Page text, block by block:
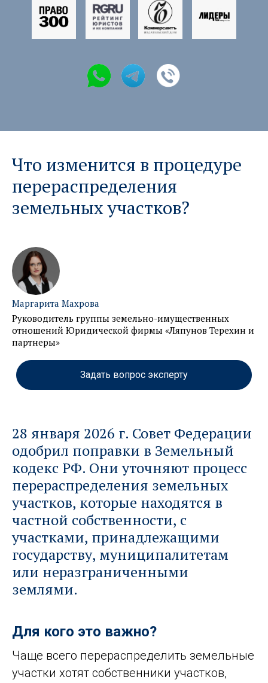
Что изменится в процедуре
перераспределения
земельных участков?
Маргарита Махрова
Руководитель группы земельно-имущественных
отношений Юридической фирмы «Ляпунов Терехин и
партнеры»
Задать вопрос эксперту
28 января 2026 г. Совет Федерации
одобрил поправки в Земельный
кодекс РФ. Они уточняют процесс
перераспределения земельных
участков, которые находятся в
частной собственности, с
участками, принадлежащими
государству, муниципалитетам
или неразграниченными
землями.
Для кого это важно?
Чаще всего перераспределить земельные
участки хотят собственники участков,